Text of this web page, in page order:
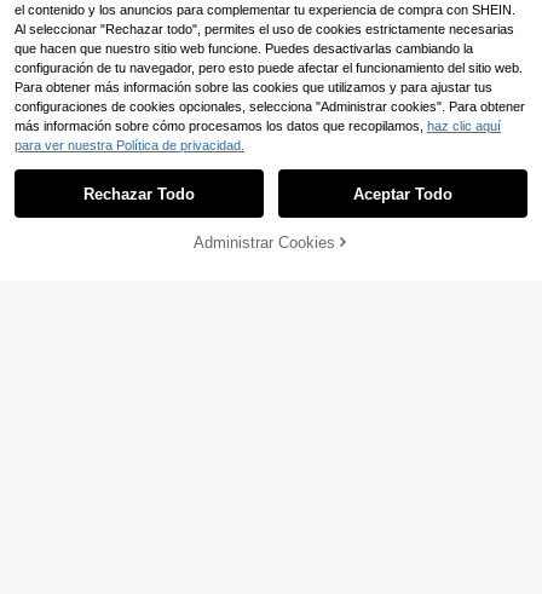
AÑADIR A LA BOLSA
el contenido y los anuncios para complementar tu experiencia de compra con SHEIN.
Al seleccionar "Rechazar todo", permites el uso de cookies estrictamente necesarias
que hacen que nuestro sitio web funcione. Puedes desactivarlas cambiando la
configuración de tu navegador, pero esto puede afectar el funcionamiento del sitio web.
Para obtener más información sobre las cookies que utilizamos y para ajustar tus
configuraciones de cookies opcionales, selecciona "Administrar cookies". Para obtener
más información sobre cómo procesamos los datos que recopilamos, haz clic aquí
para ver nuestra Política de privacidad.
Rechazar Todo Aceptar Todo
Administrar Cookies